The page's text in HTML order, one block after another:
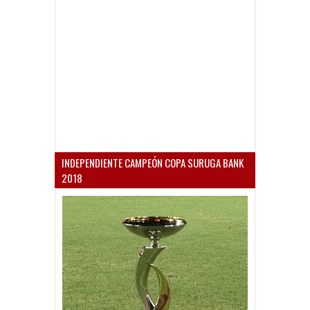
INDEPENDIENTE CAMPEÓN COPA SURUGA BANK
2018